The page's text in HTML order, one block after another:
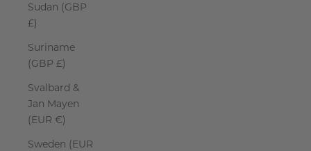
Sudan (GBP
£)
Suriname
(GBP £)
Svalbard &
Jan Mayen
(EUR €)
Sweden (EUR